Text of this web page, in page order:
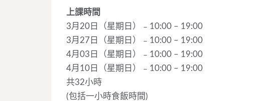
上課時間
3月20日（星期日）﹣10:00 – 19:00
3月27日（星期日）﹣10:00 – 19:00
4月03日（星期日）﹣10:00 – 19:00
4月10日（星期日）﹣10:00 – 19:00
共32小時
(包括一小時食飯時間)